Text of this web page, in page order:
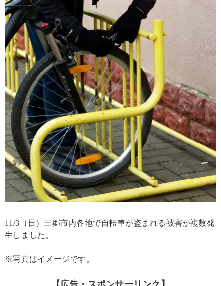
11/3（日）三郷市内各地で自転車が盗まれる被害が複数発
生しました。
※写真はイメージです。
【広告・スポンサーリンク】